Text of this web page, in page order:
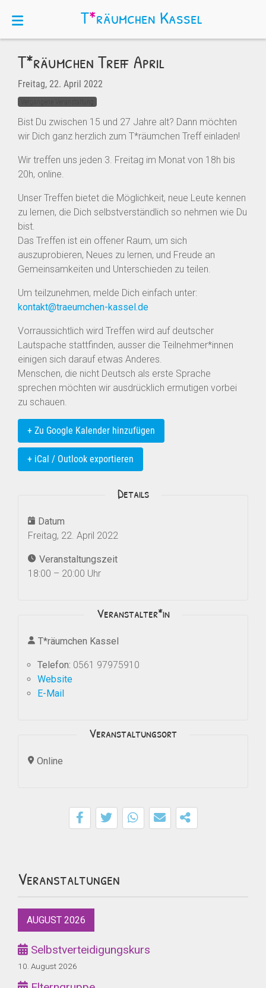
T*räumchen Treff April
Freitag, 22. April 2022
Bist Du zwischen 15 und 27 Jahre alt? Dann möchten
wir Dich ganz herzlich zum T*räumchen Treff einladen!
Wir treffen uns jeden 3. Freitag im Monat von 18h bis
20h, online.
Unser Treffen bietet die Möglichkeit, neue Leute kennen
zu lernen, die Dich selbstverständlich so nehmen wie Du
bist.
Das Treffen ist ein offener Raum, um sich
auszuprobieren, Neues zu lernen, und Freude an
Gemeinsamkeiten und Unterschieden zu teilen.
Um teilzunehmen, melde Dich einfach unter:
kontakt@traeumchen-kassel.de
Vorraussichtlich wird Treffen wird auf deutscher
Lautspache stattfinden, ausser die Teilnehmer*innen
einigen sich darauf etwas Anderes.
Menschen, die nicht Deutsch als erste Sprache
sprechen möchten wir ausdrücklich ermutigen vorbei
zu schauen.
+ Zu Google Kalender hinzufügen
+ iCal / Outlook exportieren
Details
Datum
Freitag, 22. April 2022
Veranstaltungszeit
18:00 – 20:00 Uhr
Veranstalter*in
T*räumchen Kassel
Telefon: 0561 97975910
Website
E-Mail
Veranstaltungsort
Online
Veranstaltungen
AUGUST 2026
Selbstverteidigungskurs
10. August 2026
T*räumchen Kassel